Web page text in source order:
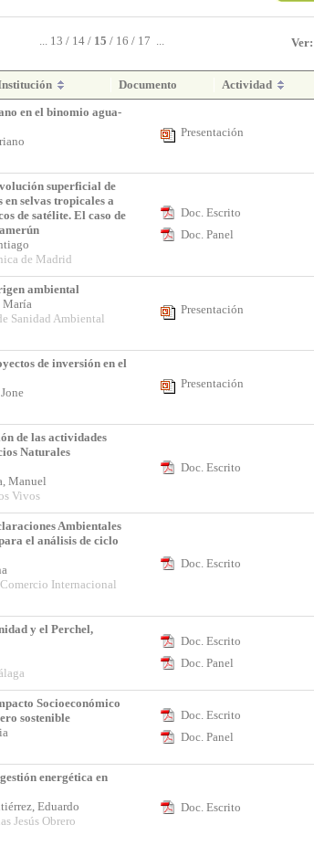
... 13 / 14 / 15 / 16 / 17 ... Ver:
Documento
Actividad
en el binomio agua-
Presentación
superficial de
selvas tropicales a
de satélite. El caso de
de Madrid
Doc. Escrito
Doc. Panel
ambiental
María
Sanidad Ambiental
Presentación
de inversión en el
Presentación
de las actividades
Naturales
Manuel
Vivos
Doc. Escrito
Ambientales
el análisis de ciclo
Internacional
Doc. Escrito
y el Perchel,
Doc. Escrito
Doc. Panel
Socioeconómico
sostenible
Doc. Escrito
Doc. Panel
energética en
Eduardo
Jesús Obrero
Doc. Escrito